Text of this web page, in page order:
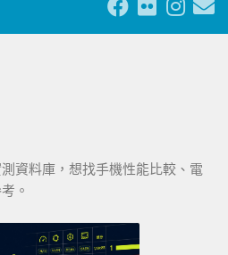
資料庫，想找手機性能比較、電
。